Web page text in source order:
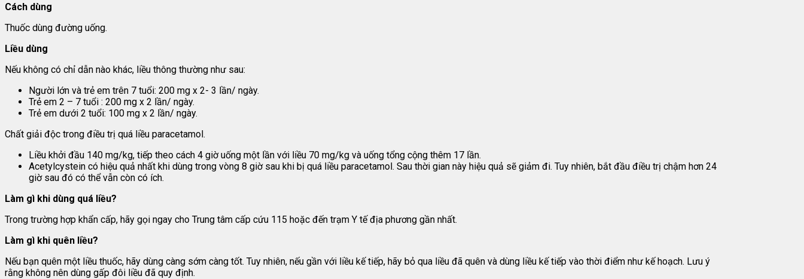
Cách dùng
Thuốc dùng đường uống.
Liều dùng
Nếu không có chỉ dẫn nào khác, liều thông thường như sau:
Người lớn và trẻ em trên 7 tuổi: 200 mg x 2- 3 lần/ ngày.
Trẻ em 2 – 7 tuổi : 200 mg x 2 lần/ ngày.
Trẻ em dưới 2 tuổi: 100 mg x 2 lần/ ngày.
Chất giải độc trong điều trị quá liều paracetamol.
Liều khởi đầu 140 mg/kg, tiếp theo cách 4 giờ uống một lần với liều 70 mg/kg và uống tổng cộng thêm 17 lần.
Acetylcystein có hiệu quả nhất khi dùng trong vòng 8 giờ sau khi bị quá liều paracetamol. Sau thời gian này hiệu quả sẽ giảm đi. Tuy nhiên, bắt đầu điều trị chậm hơn 24
giờ sau đó có thể vẫn còn có ích.
Làm gì khi dùng quá liều?
Trong trường hợp khẩn cấp, hãy gọi ngay cho Trung tâm cấp cứu 115 hoặc đến trạm Y tế địa phương gần nhất.
Làm gì khi quên liều?
Nếu bạn quên một liều thuốc, hãy dùng càng sớm càng tốt. Tuy nhiên, nếu gần với liều kế tiếp, hãy bỏ qua liều đã quên và dùng liều kế tiếp vào thời điểm như kế hoạch. Lưu ý
rằng không nên dùng gấp đôi liều đã quy định.